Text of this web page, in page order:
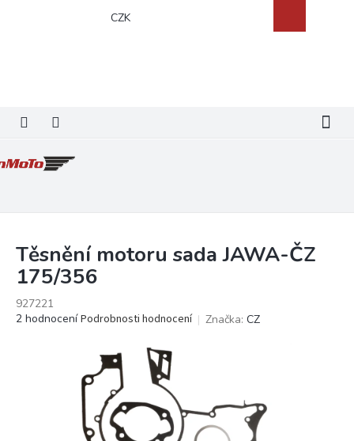
CZK
košík
Těsnění motoru sada JAWA-ČZ
175/356
927221
Průměrné
2 hodnocení Podrobnosti hodnocení Značka: CZ